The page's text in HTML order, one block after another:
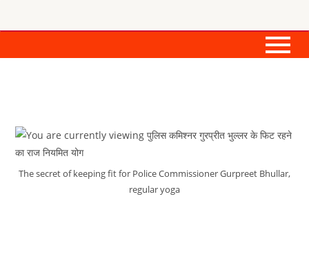
The secret of keeping fit for Police Commissioner Gurpreet Bhullar,
regular yoga